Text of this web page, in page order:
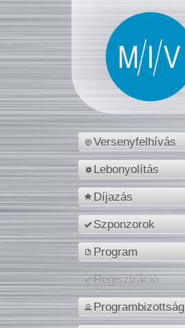
Versenyfelhívás
Lebonyolítás
Díjazás
Szponzorok
Program
Regisztráció
Programbizottság